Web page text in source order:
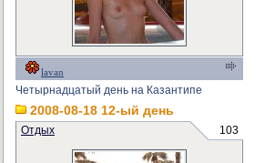
lavan
Четырнадцатый день на Казантипе
2008-08-18 12-ый день
Отдых 103